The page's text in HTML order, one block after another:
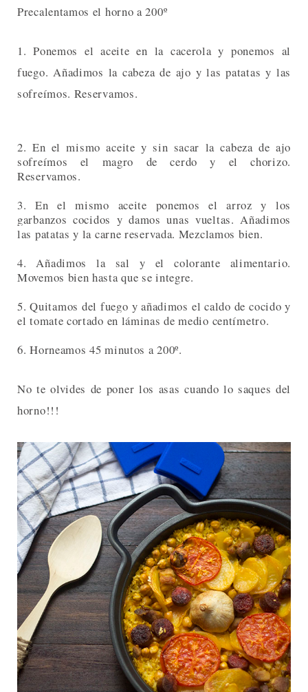
Precalentamos el horno a 200º
1. Ponemos el aceite en la cacerola y ponemos al
fuego. Añadimos la cabeza de ajo y las patatas y las
sofreímos. Reservamos.
2. En el mismo aceite y sin sacar la cabeza de ajo
sofreímos el magro de cerdo y el chorizo.
Reservamos.
3. En el mismo aceite ponemos el arroz y los
garbanzos cocidos y damos unas vueltas. Añadimos
las patatas y la carne reservada. Mezclamos bien.
4. Añadimos la sal y el colorante alimentario.
Movemos bien hasta que se integre.
5. Quitamos del fuego y añadimos el caldo de cocido y
el tomate cortado en láminas de medio centímetro.
6. Horneamos 45 minutos a 200º.
No te olvides de poner los asas cuando lo saques del
horno!!!